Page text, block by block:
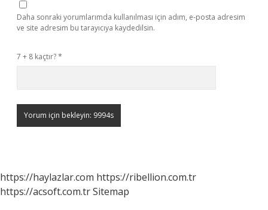
Daha sonraki yorumlarımda kullanılması için adım, e-posta adresim
ve site adresim bu tarayıcıya kaydedilsin.
7 + 8 kaçtır?*
https://haylazlar.com https://ribellion.com.tr
https://acsoft.com.trSitemap